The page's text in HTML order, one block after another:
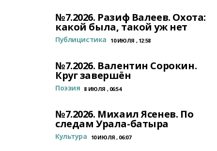
№7.2026. Разиф Валеев. Охота:
какой была, такой уж нет
Публицистика 10 ИЮЛЯ , 12:58
№7.2026. Валентин Сорокин.
Круг завершён
Поэзия 8 ИЮЛЯ , 06:54
№7.2026. Михаил Ясенев. По
следам Урала-батыра
Культура 10 ИЮЛЯ , 06:07